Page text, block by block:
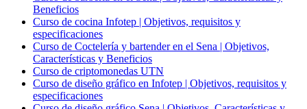
Beneficios
Curso de cocina Infotep | Objetivos, requisitos y
especificaciones
Curso de Coctelería y bartender en el Sena | Objetivos,
Características y Beneficios
Curso de criptomonedas UTN
Curso de diseño gráfico en Infotep | Objetivos, requisitos y
especificaciones